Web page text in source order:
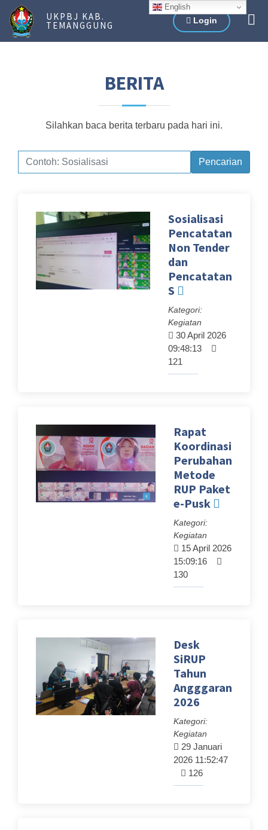
English
UKPBJ KAB.
TEMANGGUNG Login
BERITA
Silahkan baca berita terbaru pada hari ini.
Pencarian
Sosialisasi
Pencatatan
Non Tender
dan
Pencatatan
S
Kategori:
Kegiatan
30 April 2026
09:48:13
121
Rapat
Koordinasi
Perubahan
Metode
RUP Paket
e-Pusk
Kategori:
Kegiatan
15 April 2026
15:09:16
130
Desk
SiRUP
Tahun
Angggaran
2026
Kategori:
Kegiatan
29 Januari
2026 11:52:47
126